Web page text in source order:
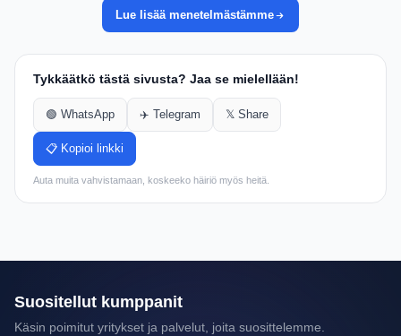
Lue lisää menetelmästämme
Tykkäätkö tästä sivusta? Jaa se mielellään!
🟢 WhatsApp ✈️ Telegram 𝕏 Share
📋 Kopioi linkki
Auta muita vahvistamaan, koskeeko häiriö myös heitä.
Suositellut kumppanit
Käsin poimitut yritykset ja palvelut, joita suosittelemme.